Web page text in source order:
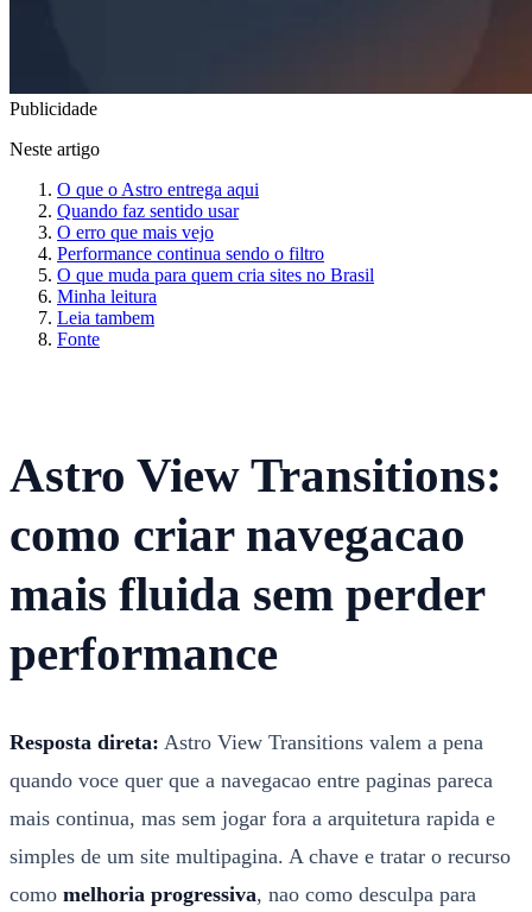
Publicidade
Neste artigo
O que o Astro entrega aqui
Quando faz sentido usar
O erro que mais vejo
Performance continua sendo o filtro
O que muda para quem cria sites no Brasil
Minha leitura
Leia tambem
Fonte
Astro View Transitions:
como criar navegacao
mais fluida sem perder
performance
Resposta direta: Astro View Transitions valem a pena
quando voce quer que a navegacao entre paginas pareca
mais continua, mas sem jogar fora a arquitetura rapida e
simples de um site multipagina. A chave e tratar o recurso
como melhoria progressiva, nao como desculpa para